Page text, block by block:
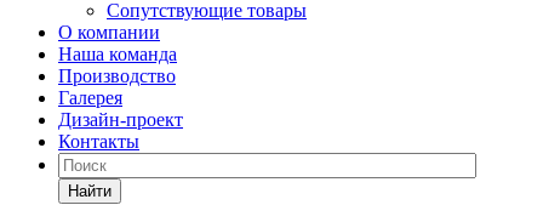
Сопутствующие товары
О компании
Наша команда
Производство
Галерея
Дизайн-проект
Контакты
Найти